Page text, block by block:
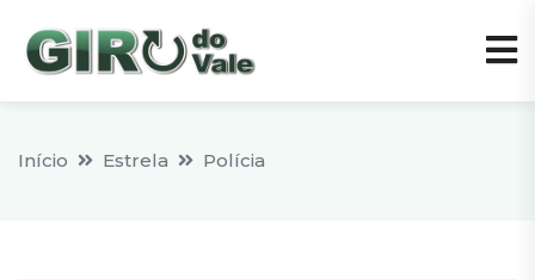
Início Estrela Polícia